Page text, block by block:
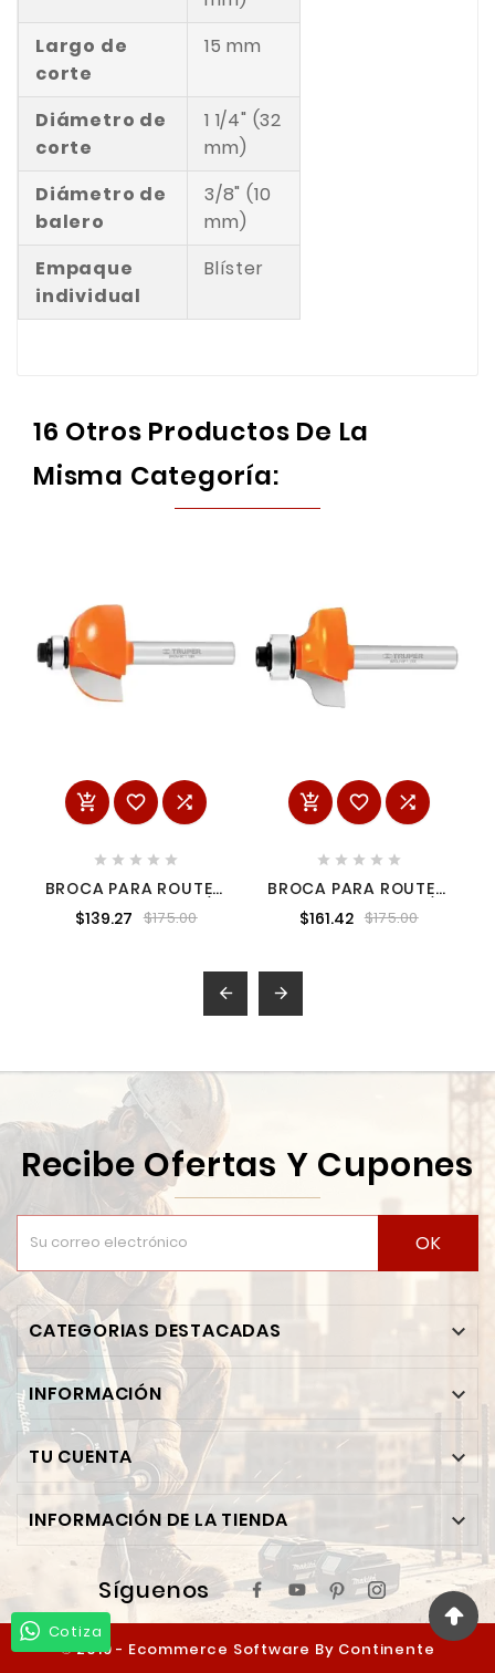
Largo de
corte
15 mm
Diámetro de
corte
1 1/4" (32
mm)
Diámetro de
balero
3/8" (10
mm)
Empaque
individual
Blíster
16 Otros Productos De La
Misma Categoría:
  
    
BROCA PARA ROUTER,
BOCEL CUARTO, 1-1/8'
CON BALERO TRUPER
$139.27 $175.00
  
    
BROCA PARA ROUTER,
PECHO PALOMA, 1-1/8'
CON BALERO TRUPER
$161.42 $175.00
 
Recibe Ofertas Y Cupones
OK
CATEGORIAS DESTACADAS 
INFORMACIÓN 
TU CUENTA 
INFORMACIÓN DE LA TIENDA 
Síguenos
© 2019 - Ecommerce Software By Continente
Cotiza